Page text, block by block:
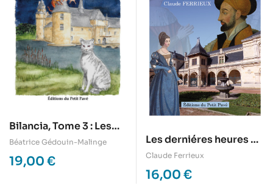
Bilancia, Tome 3 : Les
griffes du dragon
Béatrice Gédouin-Malinge
19,00 €
Les derniéres heures du
duché de Bourbonnais
racontées aux enfants
et aux grands
Claude Ferrieux
16,00 €